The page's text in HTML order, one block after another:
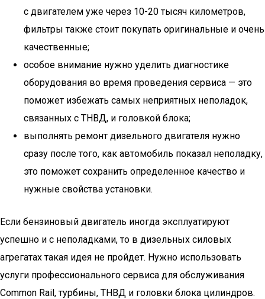
с двигателем уже через 10-20 тысяч километров,
фильтры также стоит покупать оригинальные и очень
качественные;
особое внимание нужно уделить диагностике
оборудования во время проведения сервиса — это
поможет избежать самых неприятных неполадок,
связанных с ТНВД, и головкой блока;
выполнять ремонт дизельного двигателя нужно
сразу после того, как автомобиль показал неполадку,
это поможет сохранить определенное качество и
нужные свойства установки.
Если бензиновый двигатель иногда эксплуатируют
успешно и с неполадками, то в дизельных силовых
агрегатах такая идея не пройдет. Нужно использовать
услуги профессионального сервиса для обслуживания
Common Rail, турбины, ТНВД и головки блока цилиндров.